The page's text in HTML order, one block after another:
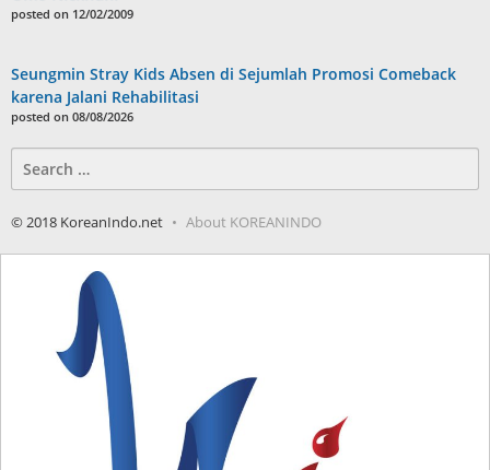
posted on 12/02/2009
Seungmin Stray Kids Absen di Sejumlah Promosi Comeback
karena Jalani Rehabilitasi
posted on 08/08/2026
for:
© 2018 KoreanIndo.net About KOREANINDO